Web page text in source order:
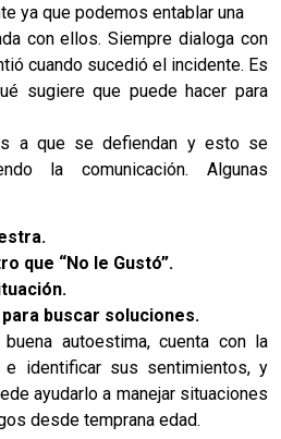
ya que podemos entablar una
con ellos. Siempre dialoga con
cuando sucedió el incidente. Es
sugiere que puede hacer para
a que se defiendan y esto se
la comunicación. Algunas
que “No le Gustó”.
para buscar soluciones.
autoestima, cuenta con la
e identificar sus sentimientos, y
ayudarlo a manejar situaciones
desde temprana edad.